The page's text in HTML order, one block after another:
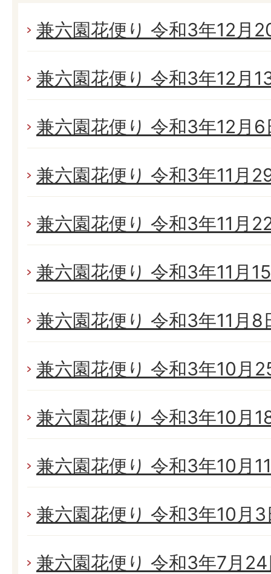
兼六園花便り 令和3年12月
兼六園花便り 令和3年12月
兼六園花便り 令和3年12月
兼六園花便り 令和3年11月
兼六園花便り 令和3年11月
兼六園花便り 令和3年11月
兼六園花便り 令和3年11月8
兼六園花便り 令和3年10月
兼六園花便り 令和3年10月
兼六園花便り 令和3年10月
兼六園花便り 令和3年10月
兼六園花便り 令和3年7月